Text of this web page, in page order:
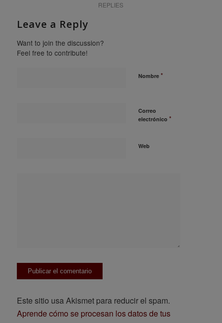
REPLIES
Leave a Reply
Want to join the discussion?
Feel free to contribute!
Nombre *
Correo
electrónico *
Web
Este sitio usa Akismet para reducir el spam.
Aprende cómo se procesan los datos de tus